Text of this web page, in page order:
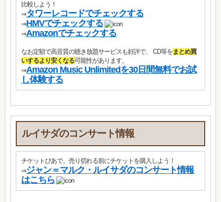
比較しよう！
⇒タワーレコードでチェックする
⇒HMVでチェックする
⇒Amazonでチェックする
なお定額で高音質の聴き放題サービスも好評で、 CD等をまとめ買
いするより安くなる可能性があります。
⇒Amazon Music Unlimitedを30日間無料でお試
し体験する
ルイサダのコンサート情報
チケットぴあで、売り切れる前にチケットを購入しよう！
⇒ジャン＝マルク・ルイサダのコンサート情報
はこちら